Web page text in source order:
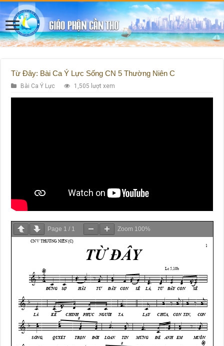
Từ Đây: Bài Ca Ý Lực Sống CN 5 Thường Niên C
Bài Ca Ý Lực 1,505 lượt xem
Page 1 / 1 Zoom 100%